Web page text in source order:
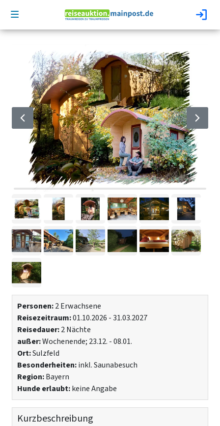
Personen:2 Erwachsene
Reisezeitraum:01.10.2026 - 31.03.2027
Reisedauer:2 Nächte
außer:Wochenende; 23.12. - 08.01.
Ort:Sulzfeld
Besonderheiten:inkl. Saunabesuch
Region:Bayern
Hunde erlaubt:keine Angabe
Kurzbeschreibung